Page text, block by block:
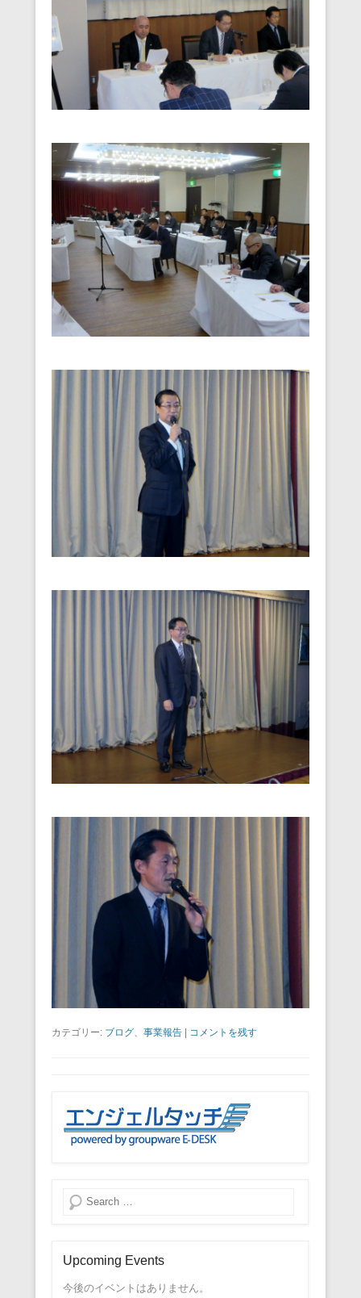
カテゴリー: ブログ 事業報告 | コメントを残す
検索
Upcoming Events
今後のイベントはありません。